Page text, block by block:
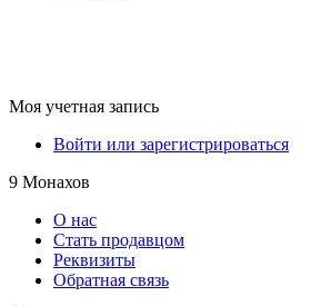
Моя учетная запись
Войти или зарегистрироваться
9 Монахов
О нас
Стать продавцом
Реквизиты
Обратная связь